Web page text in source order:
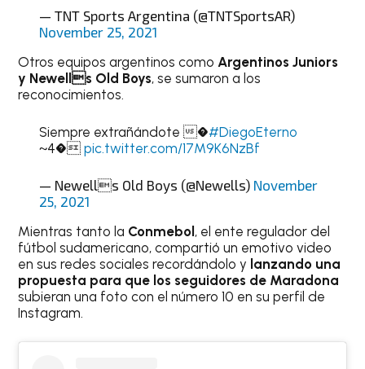
— TNT Sports Argentina (@TNTSportsAR)
November 25, 2021
Otros equipos argentinos como Argentinos Juniors
y Newells Old Boys, se sumaron a los
reconocimientos.
Siempre extrañándote �#DiegoEterno
~4� pic.twitter.com/17M9K6NzBf
— Newells Old Boys (@Newells) November
25, 2021
Mientras tanto la Conmebol , el ente regulador del
fútbol sudamericano, compartió un emotivo video
en sus redes sociales recordándolo y lanzando una
propuesta para que los seguidores de Maradona
subieran una foto con el número 10 en su perfil de
Instagram.